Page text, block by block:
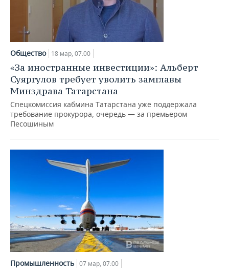
Общество 18 мар, 07:00
«За иностранные инвестиции»: Альберт
Суяргулов требует уволить замглавы
Минздрава Татарстана
Спецкомиссия кабмина Татарстана уже поддержала
требование прокурора, очередь — за премьером
Песошиным
Промышленность 07 мар, 07:00